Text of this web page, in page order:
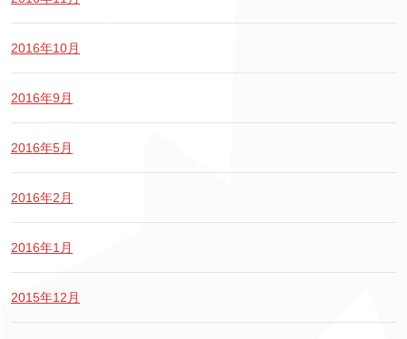
2016年10月
2016年9月
2016年5月
2016年2月
2016年1月
2015年12月